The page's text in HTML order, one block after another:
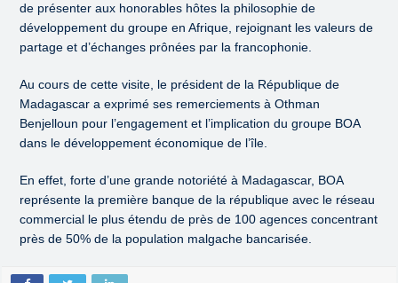
de présenter aux honorables hôtes la philosophie de
développement du groupe en Afrique, rejoignant les valeurs de
partage et d’échanges prônées par la francophonie.
Au cours de cette visite, le président de la République de
Madagascar a exprimé ses remerciements à Othman
Benjelloun pour l’engagement et l’implication du groupe BOA
dans le développement économique de l’île.
En effet, forte d’une grande notoriété à Madagascar, BOA
représente la première banque de la république avec le réseau
commercial le plus étendu de près de 100 agences concentrant
près de 50% de la population malgache bancarisée.